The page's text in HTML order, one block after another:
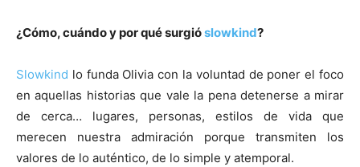
¿Cómo, cuándo y por qué surgióslowkind?
Slowkind lo funda Olivia con la voluntad de poner el foco
en aquellas historias que vale la pena detenerse a mirar
de cerca… lugares, personas, estilos de vida que
merecen nuestra admiración porque transmiten los
valores de lo auténtico, de lo simple y atemporal.